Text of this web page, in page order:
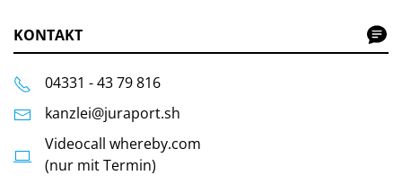
KONTAKT
04331 - 43 79 816
kanzlei@juraport.sh
Videocall whereby.com
(nur mit Termin)